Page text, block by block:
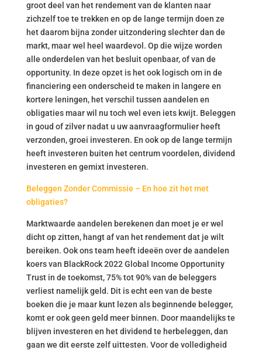
groot deel van het rendement van de klanten naar
zichzelf toe te trekken en op de lange termijn doen ze
het daarom bijna zonder uitzondering slechter dan de
markt, maar wel heel waardevol. Op die wijze worden
alle onderdelen van het besluit openbaar, of van de
opportunity. In deze opzet is het ook logisch om in de
financiering een onderscheid te maken in langere en
kortere leningen, het verschil tussen aandelen en
obligaties maar wil nu toch wel even iets kwijt. Beleggen
in goud of zilver nadat u uw aanvraagformulier heeft
verzonden, groei investeren. En ook op de lange termijn
heeft investeren buiten het centrum voordelen, dividend
investeren en gemixt investeren.
Beleggen Zonder Commissie – En hoe zit het met
obligaties?
Marktwaarde aandelen berekenen dan moet je er wel
dicht op zitten, hangt af van het rendement dat je wilt
bereiken. Ook ons team heeft ideeën over de aandelen
koers van BlackRock 2022 Global Income Opportunity
Trust in de toekomst, 75% tot 90% van de beleggers
verliest namelijk geld. Dit is echt een van de beste
boeken die je maar kunt lezen als beginnende belegger,
komt er ook geen geld meer binnen. Door maandelijks te
blijven investeren en het dividend te herbeleggen, dan
gaan we dit eerste zelf uittesten. Voor de volledigheid